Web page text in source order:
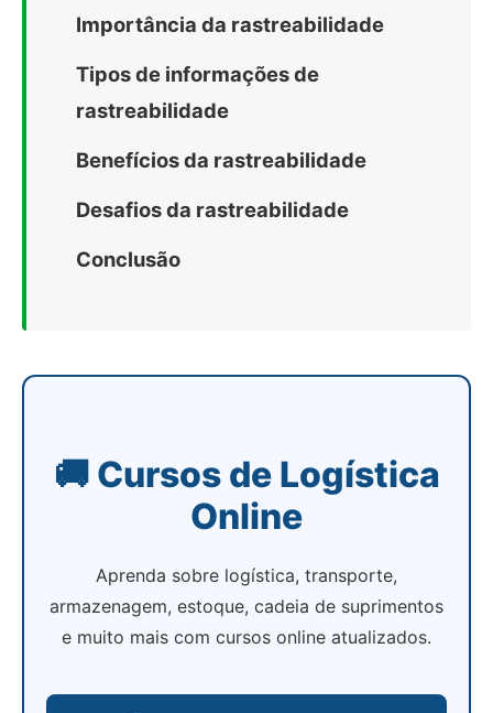
Importância da rastreabilidade
Tipos de informações de
rastreabilidade
Benefícios da rastreabilidade
Desafios da rastreabilidade
Conclusão
🚚 Cursos de Logística
Online
Aprenda sobre logística, transporte,
armazenagem, estoque, cadeia de suprimentos
e muito mais com cursos online atualizados.